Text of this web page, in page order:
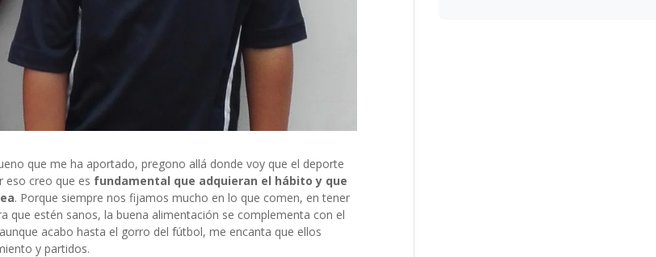
que me ha aportado, pregono allá donde voy que el deporte
eso creo que es fundamental que adquieran el hábito y que
. Porque siempre nos fijamos mucho en lo que comen, en tener
que estén sanos, la buena alimentación se complementa con el
acabo hasta el gorro del fútbol, me encanta que ellos
y partidos.